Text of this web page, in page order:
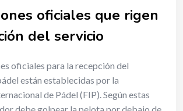
oficiales que rigen
del servicio
oficiales para la recepción del
están establecidas por la
de Pádel (FIP). Según estas